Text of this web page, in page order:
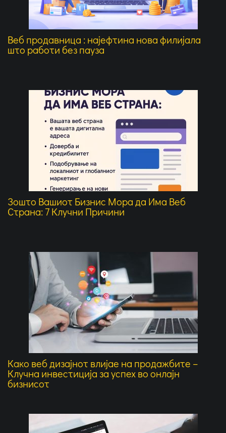
Веб продавница : најефтина нова филијала
што работи без пауза
Зошто Вашиот Бизнис Мора да Има Веб
Страна: 7 Клучни Причини
Како веб дизајнот влијае на продажбите –
Клучна инвестиција за успех во онлајн
бизнисот